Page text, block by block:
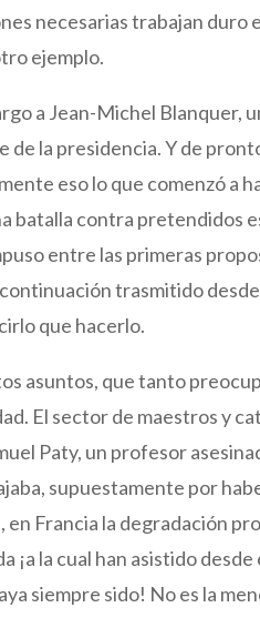
necesarias trabajan duro
ejemplo.
a Jean-Michel Blanquer,
la presidencia. Y de
eso lo que comenzó a
batalla contra pretendidos
entre las primeras
trasmitido
que hacerlo.
asuntos, que tanto
El sector de maestros y
Paty, un profesor
supuestamente por
Francia la degradación
¡a la cual han asistido
siempre sido! No es la